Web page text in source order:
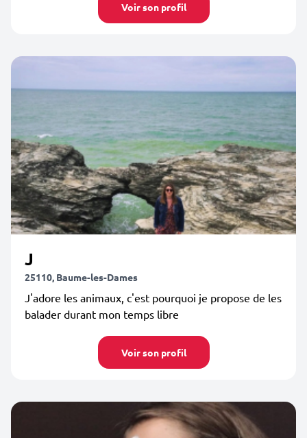
Voir son profil
J
25110, Baume-les-Dames
J'adore les animaux, c'est pourquoi je propose de les
balader durant mon temps libre
Voir son profil